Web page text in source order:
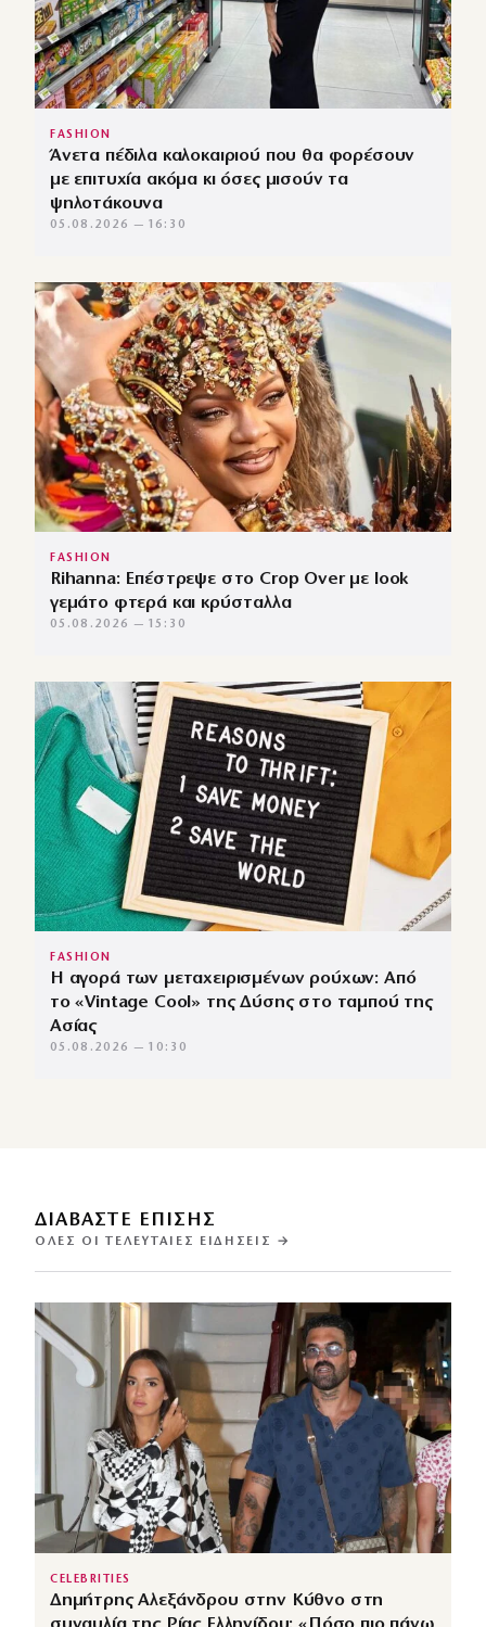
FASHION
Άνετα πέδιλα καλοκαιριού που θα φορέσουν
με επιτυχία ακόμα κι όσες μισούν τα
ψηλοτάκουνα
05.08.2026 — 16:30
FASHION
Rihanna: Επέστρεψε στο Crop Over με look
γεμάτο φτερά και κρύσταλλα
05.08.2026 — 15:30
FASHION
Η αγορά των μεταχειρισμένων ρούχων: Από
το «Vintage Cool» της Δύσης στο ταμπού της
Ασίας
05.08.2026 — 10:30
ΔΙΑΒΑΣΤΕ ΕΠΙΣΗΣ
ΌΛΕΣ ΟΙ ΤΕΛΕΥΤΑΊΕΣ ΕΙΔΉΣΕΙΣ →
CELEBRITIES
Δημήτρης Αλεξάνδρου στην Κύθνο στη